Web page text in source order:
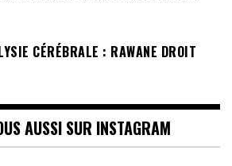
CÉRÉBRALE : RAWANE DROIT
AUSSI SUR INSTAGRAM